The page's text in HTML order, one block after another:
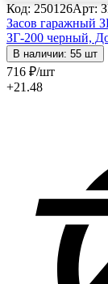
Код: 250126Арт:
Засов гаражный
ЗГ-200 черный,
В наличии: 55 шт
716 ₽/шт
+21.48